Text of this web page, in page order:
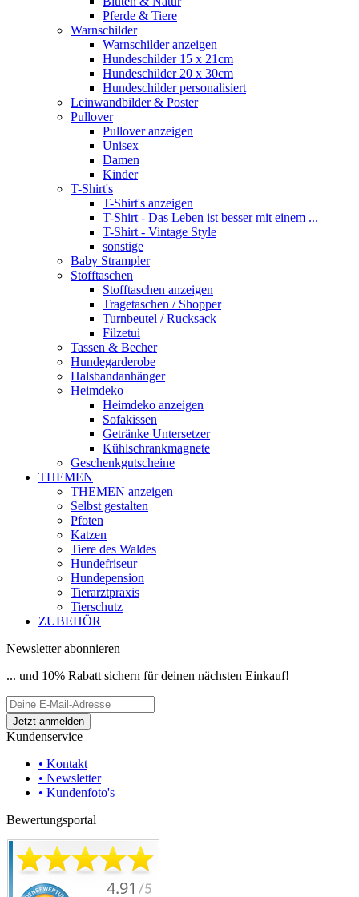
Pferde & Tiere
Warnschilder
Warnschilder anzeigen
Hundeschilder 15 x 21cm
Hundeschilder 20 x 30cm
Hundeschilder personalisiert
Leinwandbilder & Poster
Pullover
Pullover anzeigen
Unisex
Damen
Kinder
T-Shirt's
T-Shirt's anzeigen
T-Shirt - Das Leben ist besser mit einem ...
T-Shirt - Vintage Style
sonstige
Baby Strampler
Stofftaschen
Stofftaschen anzeigen
Tragetaschen / Shopper
Turnbeutel / Rucksack
Filzetui
Tassen & Becher
Hundegarderobe
Halsbandanhänger
Heimdeko
Heimdeko anzeigen
Sofakissen
Getränke Untersetzer
Kühlschrankmagnete
Geschenkgutscheine
THEMEN
THEMEN anzeigen
Selbst gestalten
Pfoten
Katzen
Tiere des Waldes
Hundefriseur
Hundepension
Tierarztpraxis
Tierschutz
ZUBEHÖR
Newsletter abonnieren
... und 10% Rabatt sichern für deinen nächsten Einkauf!
Kundenservice
• Kontakt
• Newsletter
• Kundenfoto's
Bewertungsportal